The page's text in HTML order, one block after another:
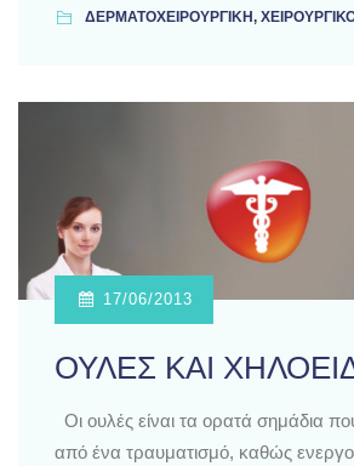
ΔΕΡΜΑΤΟΧΕΙΡΟΥΡΓΙΚΗ,
17/06/2013
ΟΥΛΕΣ ΚΑΙ
Οι ουλές είναι τα ορατά σημάδια
από ένα τραυματισμό, καθώς